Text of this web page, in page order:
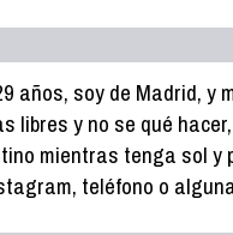
años, soy de Madrid, y
libres y no se qué
mientras tenga sol y
teléfono o